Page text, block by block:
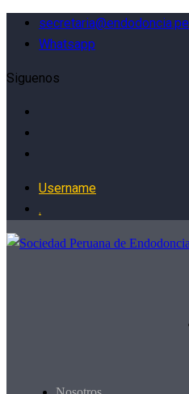
secretaria@endodoncia.pe
Whatsapp
Siguenos
Username
.